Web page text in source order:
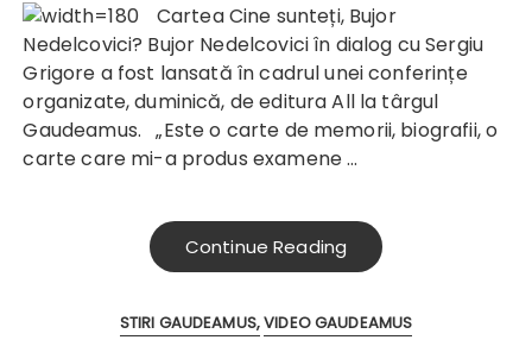
Cartea Cine sunteți, Bujor
Nedelcovici? Bujor Nedelcovici în dialog cu Sergiu
Grigore a fost lansată în cadrul unei conferințe
organizate, duminică, de editura All la târgul
Gaudeamus. „Este o carte de memorii, biografii, o
carte care mi-a produs examene …
Continue Reading
STIRI GAUDEAMUS VIDEO GAUDEAMUS